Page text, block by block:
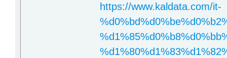
https://www.kaldata.com/it-